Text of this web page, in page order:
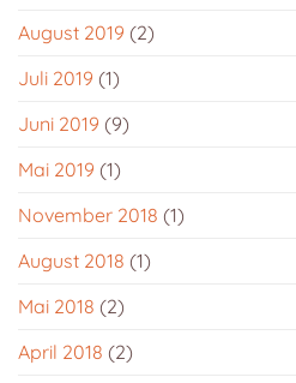
August 2019 (2)
Juli 2019 (1)
Juni 2019 (9)
Mai 2019 (1)
November 2018 (1)
August 2018 (1)
Mai 2018 (2)
April 2018 (2)